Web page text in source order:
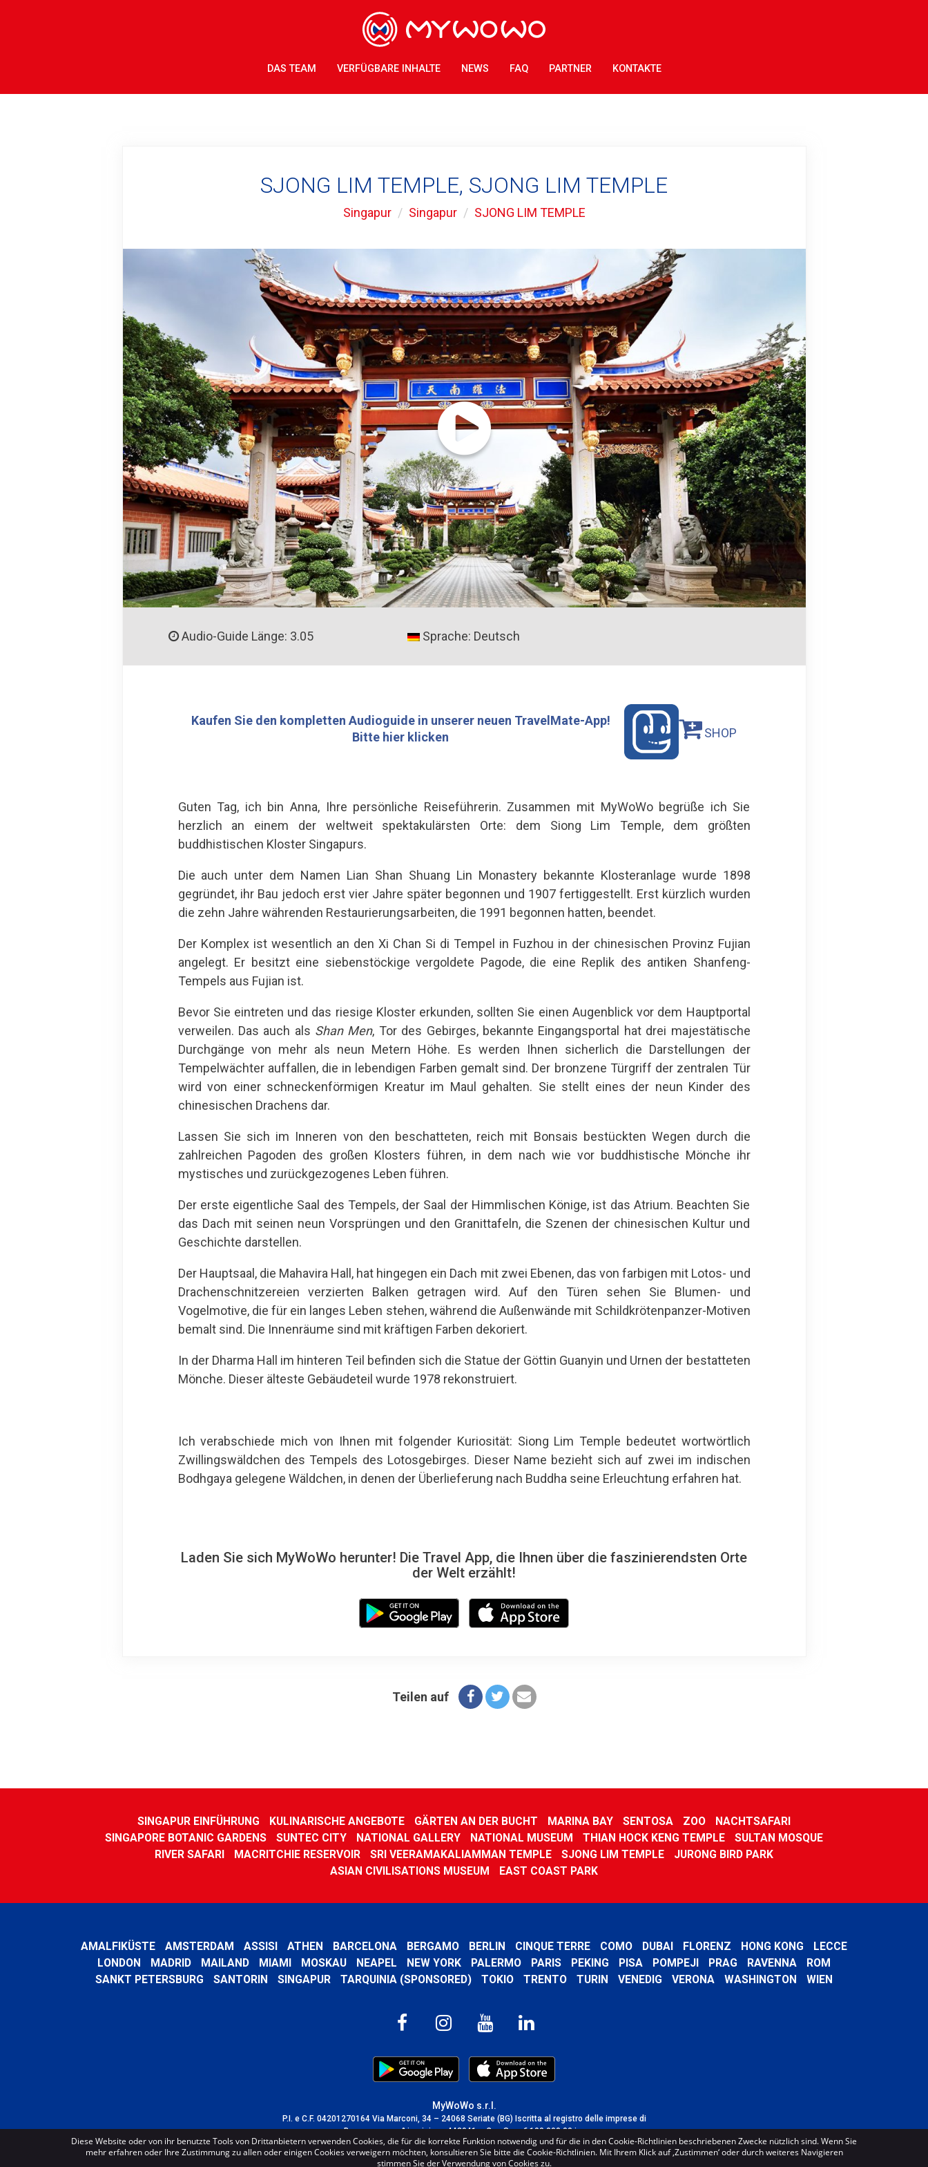
DAS TEAM VERFÜGBARE INHALTE NEWS FAQ PARTNER KONTAKTE
SJONG LIM TEMPLE, SJONG LIM TEMPLE
Singapur Singapur SJONG LIM TEMPLE
Audio-Guide Länge: 3.05 Sprache: Deutsch
Kaufen Sie den kompletten Audioguide in unserer neuen TravelMate-App!
Bitte hier klicken
SHOP
Guten Tag, ich bin Anna, Ihre persönliche Reiseführerin. Zusammen mit MyWoWo begrüße ich Sie
herzlich an einem der weltweit spektakulärsten Orte: dem Siong Lim Temple, dem größten
buddhistischen Kloster Singapurs.
Die auch unter dem Namen Lian Shan Shuang Lin Monastery bekannte Klosteranlage wurde 1898
gegründet, ihr Bau jedoch erst vier Jahre später begonnen und 1907 fertiggestellt. Erst kürzlich wurden
die zehn Jahre währenden Restaurierungsarbeiten, die 1991 begonnen hatten, beendet.
Der Komplex ist wesentlich an den Xi Chan Si di Tempel in Fuzhou in der chinesischen Provinz Fujian
angelegt. Er besitzt eine siebenstöckige vergoldete Pagode, die eine Replik des antiken Shanfeng-
Tempels aus Fujian ist.
Bevor Sie eintreten und das riesige Kloster erkunden, sollten Sie einen Augenblick vor dem Hauptportal
verweilen. Das auch als Shan Men, Tor des Gebirges, bekannte Eingangsportal hat drei majestätische
Durchgänge von mehr als neun Metern Höhe. Es werden Ihnen sicherlich die Darstellungen der
Tempelwächter auffallen, die in lebendigen Farben gemalt sind. Der bronzene Türgriff der zentralen Tür
wird von einer schneckenförmigen Kreatur im Maul gehalten. Sie stellt eines der neun Kinder des
chinesischen Drachens dar.
Lassen Sie sich im Inneren von den beschatteten, reich mit Bonsais bestückten Wegen durch die
zahlreichen Pagoden des großen Klosters führen, in dem nach wie vor buddhistische Mönche ihr
mystisches und zurückgezogenes Leben führen.
Der erste eigentliche Saal des Tempels, der Saal der Himmlischen Könige, ist das Atrium. Beachten Sie
das Dach mit seinen neun Vorsprüngen und den Granittafeln, die Szenen der chinesischen Kultur und
Geschichte darstellen.
Der Hauptsaal, die Mahavira Hall, hat hingegen ein Dach mit zwei Ebenen, das von farbigen mit Lotos- und
Drachenschnitzereien verzierten Balken getragen wird. Auf den Türen sehen Sie Blumen- und
Vogelmotive, die für ein langes Leben stehen, während die Außenwände mit Schildkrötenpanzer-Motiven
bemalt sind. Die Innenräume sind mit kräftigen Farben dekoriert.
In der Dharma Hall im hinteren Teil befinden sich die Statue der Göttin Guanyin und Urnen der bestatteten
Mönche. Dieser älteste Gebäudeteil wurde 1978 rekonstruiert.
Ich verabschiede mich von Ihnen mit folgender Kuriosität: Siong Lim Temple bedeutet wortwörtlich
Zwillingswäldchen des Tempels des Lotosgebirges. Dieser Name bezieht sich auf zwei im indischen
Bodhgaya gelegene Wäldchen, in denen der Überlieferung nach Buddha seine Erleuchtung erfahren hat.
Laden Sie sich MyWoWo herunter! Die Travel App, die Ihnen über die faszinierendsten Orte
der Welt erzählt!
Teilen auf
SINGAPUR EINFÜHRUNG KULINARISCHE ANGEBOTE GÄRTEN AN DER BUCHT MARINA BAY SENTOSA ZOO
NACHTSAFARI
SINGAPORE BOTANIC GARDENS
SUNTEC CITY NATIONAL GALLERY NATIONAL MUSEUM THIAN HOCK KENG TEMPLE
SULTAN MOSQUE
RIVER SAFARI
MACRITCHIE RESERVOIR SRI VEERAMAKALIAMMAN TEMPLE SJONG LIM TEMPLE
JURONG BIRD PARK
ASIAN CIVILISATIONS MUSEUM
EAST COAST PARK
AMALFIKÜSTE AMSTERDAM ASSISI ATHEN BARCELONA BERGAMO BERLIN CINQUE TERRE COMO DUBAI FLORENZ HONG KONG
LECCE
LONDON
MADRID MAILAND MIAMI MOSKAU NEAPEL NEW YORK PALERMO PARIS PEKING PISA POMPEJI PRAG RAVENNA
ROM
SANKT PETERSBURG
SANTORIN SINGAPUR TARQUINIA (SPONSORED) TOKIO TRENTO TURIN VENEDIG VERONA WASHINGTON WIEN
MyWoWo s.r.l.
P.I. e C.F. 04201270164 Via Marconi, 34 – 24068 Seriate (BG) Iscritta al registro delle imprese di
Bergamo con n° iscrizione 443941 – Cap.Soc. € 100.000,00 i.v.
TERMS AND CONDITIONS -CREDITS
Diese Website oder von ihr benutzte Tools von Drittanbietern verwenden Cookies, die für die korrekte Funktion notwendig und für die in den Cookie-Richtlinien beschriebenen Zwecke nützlich sind. Wenn Sie
mehr erfahren oder Ihre Zustimmung zu allen oder einigen Cookies verweigern möchten, konsultieren Sie bitte die Cookie-Richtlinien. Mit Ihrem Klick auf ‚Zustimmen‘ oder durch weiteres Navigieren
stimmen Sie der Verwendung von Cookies zu.